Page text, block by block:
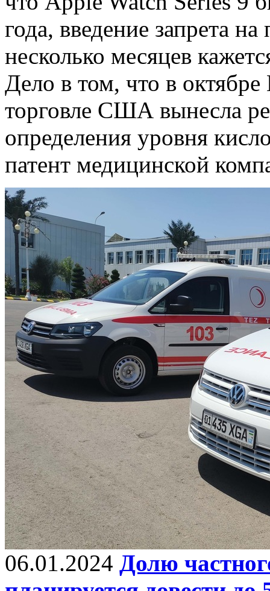
года, введение запрета
несколько месяцев
Дело в том, что в
торговле США вынесла
определения уровня
патент медицинской
06.01.2024 Долю